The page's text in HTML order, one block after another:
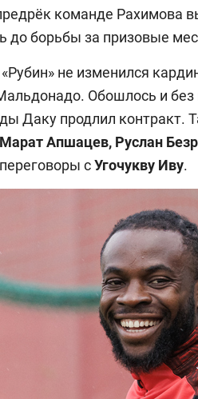
команде Рахимова
до борьбы за призовые
не изменился
Обошлось и без
Даку продлил контракт.
Апшацев, Руслан
сУгочукву Иву.